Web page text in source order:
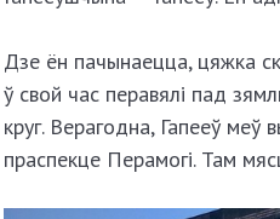
Дзе ён пачынаецца, цяжка
ў свой час перавялі пад
круг. Верагодна, Гапееў
праспекце Перамогі. Там